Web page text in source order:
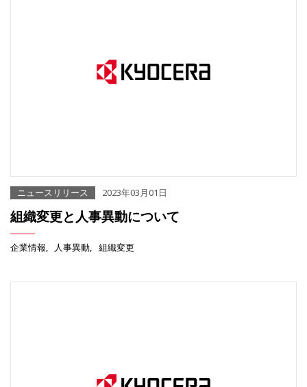
ニュースリリース 2023年03月01日
組織変更と人事異動について
企業情報 人事異動 組織変更